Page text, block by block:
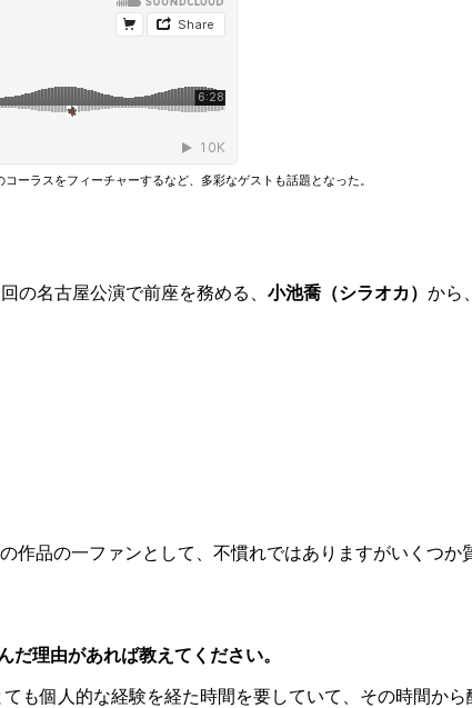
コーラスをフィーチャーするなど、多彩なゲストも話題となった。
の名古屋公演で前座を務める、 小池喬（シラオカ） から、
作品の一ファンとして、 不慣れではありますがいくつか
理由があれば教えてください。
も個人的な経験を経た時間を要していて、その時間か